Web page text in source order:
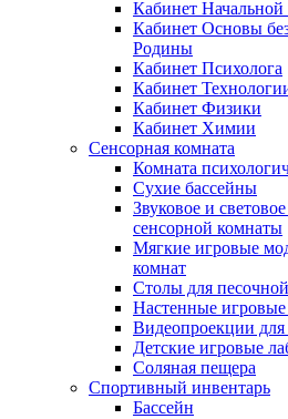
Кабинет
Кабинет Основы
Родины
Кабинет Психолога
Кабинет
Кабинет Физики
Кабинет Химии
Сенсорная комната
Комната
Сухие бассейны
Звуковое и
сенсорной комнаты
Мягкие игровые
комнат
Столы для
Настенные
Видеопроекции
Детские игровые
Соляная пещера
Спортивный инвентарь
Бассейн